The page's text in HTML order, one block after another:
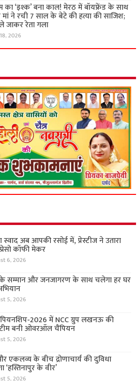
का ‘इश्क’ बना काल! मेरठ में बॉयफ्रेंड के साथ
ने रची 7 साल के बेटे की हत्या की साजिश;
जाकर रेता गला
2026
अब आपकी रसोई में, प्रेस्टीज ने उतारा
कॉफी मेकर
6, 2026
सम्मान और जनजागरण के साथ चलेगा हर घर
5, 2026
2026 में NCC ग्रुप लखनऊ की
बनी ओवरऑल चैंपियन
5, 2026
एकलव्य के बीच द्रोणाचार्य की दुविधा
‘हस्तिनापुर के वीर’
5, 2026